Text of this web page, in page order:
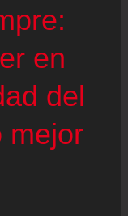
en
del
mejor